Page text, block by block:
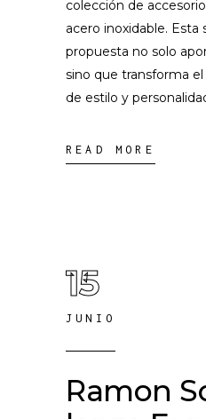
colección de
acero inoxidable. Esta
propuesta no solo
sino que transforma
de estilo y
READ MORE
15
JUNIO
Ramon